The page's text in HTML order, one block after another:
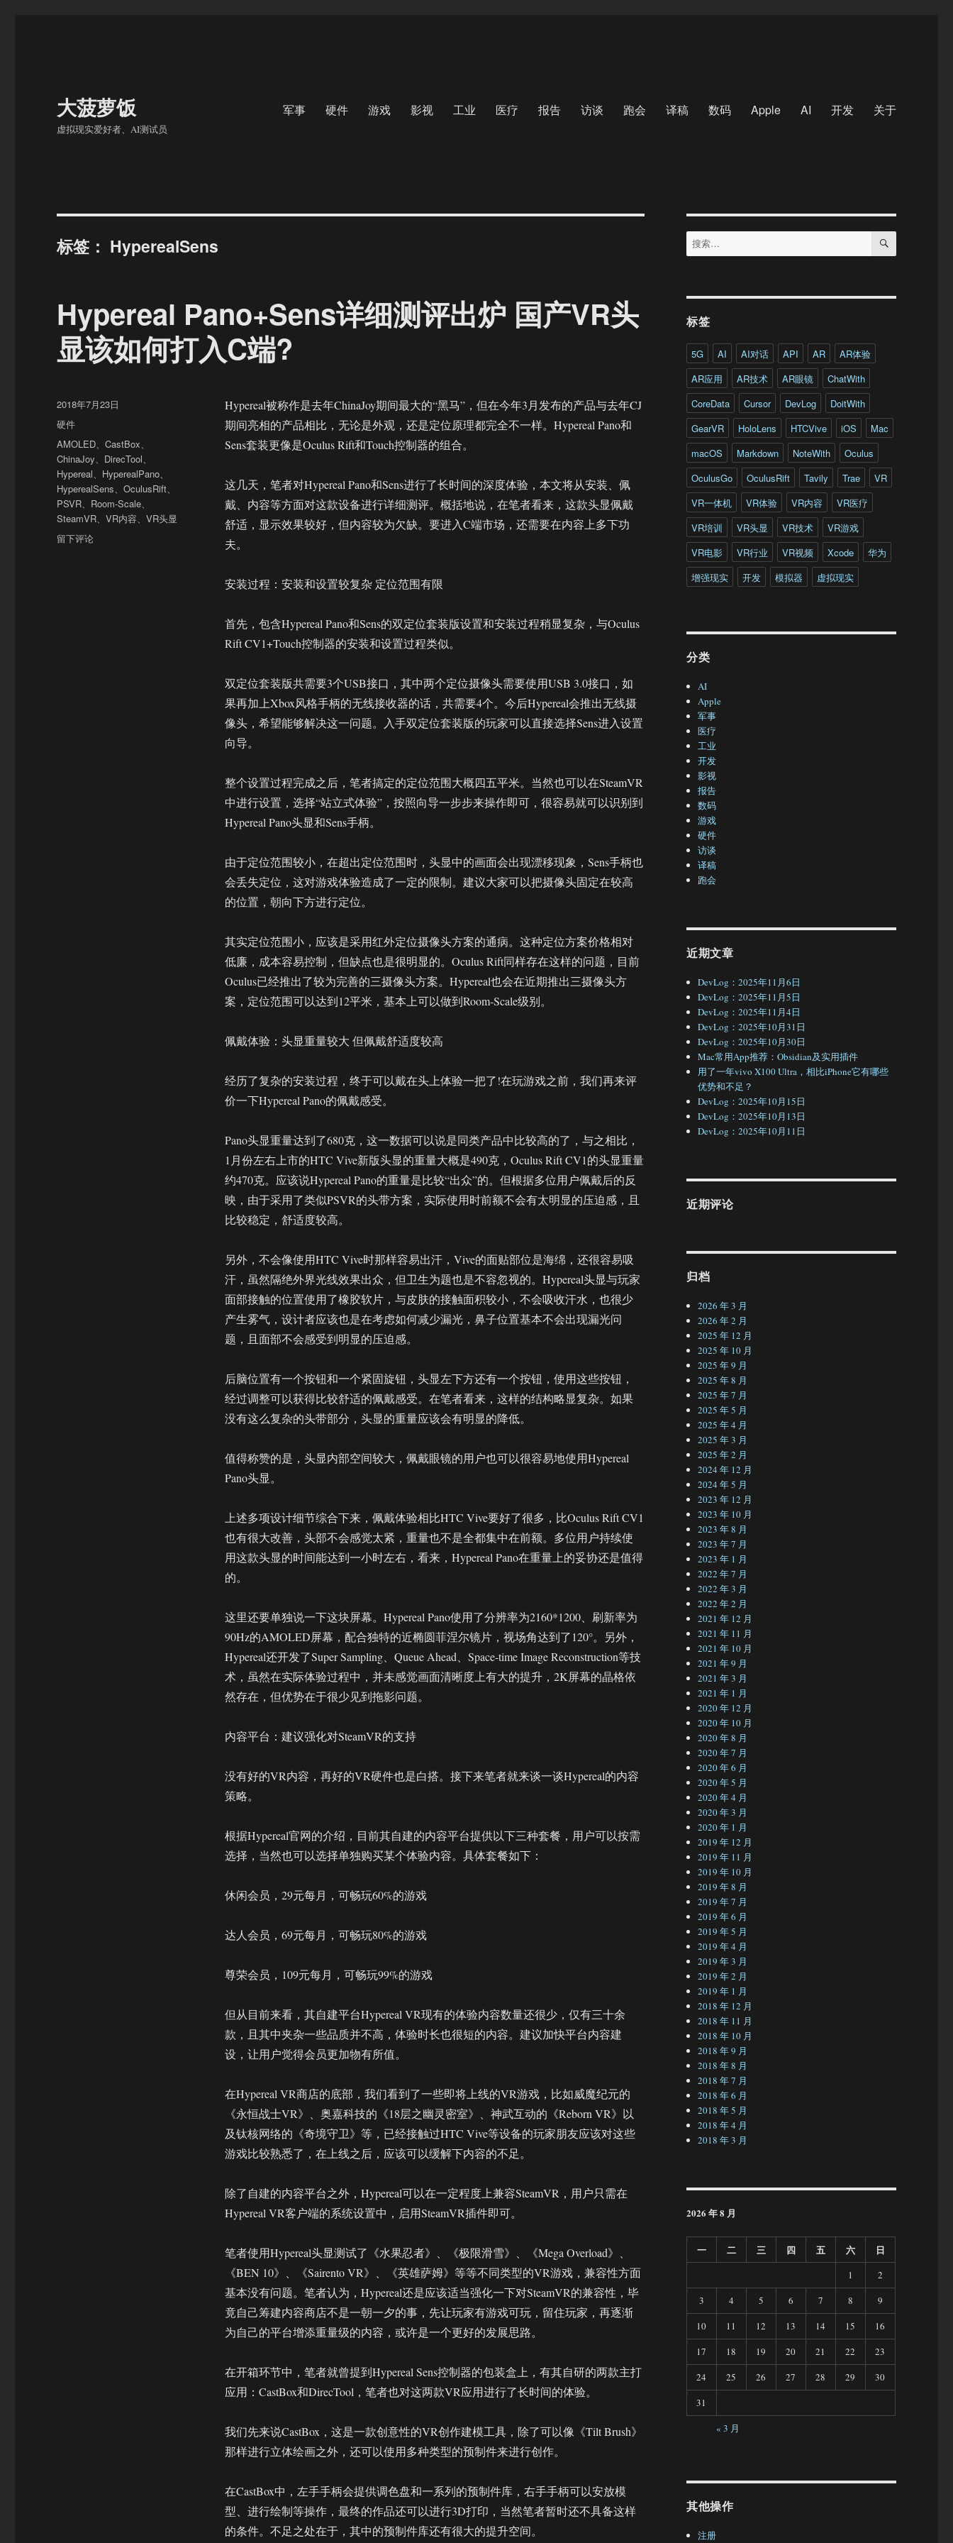
大菠萝饭
虚拟现实爱好者、AI测试员
军事 硬件 游戏 影视 工业 医疗 报告 访谈 跑会 译稿 数码 Apple AI 开发 关于
标签： HyperealSens
Hypereal Pano+Sens详细测评出炉 国产VR头
显该如何打入C端?
Hypereal被称作是去年ChinaJoy期间最大的“黑马”，但在今年3月发布的产品与去年CJ
期间亮相的产品相比，无论是外观，还是定位原理都完全不一样。Hypereal Pano和
Sens套装更像是Oculus Rift和Touch控制器的组合。
这几天，笔者对Hypereal Pano和Sens进行了长时间的深度体验，本文将从安装、佩
戴、内容等方面对这款设备进行详细测评。概括地说，在笔者看来，这款头显佩戴
舒适，显示效果较好，但内容较为欠缺。要进入C端市场，还需要在内容上多下功
夫。
安装过程：安装和设置较复杂 定位范围有限
首先，包含Hypereal Pano和Sens的双定位套装版设置和安装过程稍显复杂，与Oculus
Rift CV1+Touch控制器的安装和设置过程类似。
双定位套装版共需要3个USB接口，其中两个定位摄像头需要使用USB 3.0接口，如
果再加上Xbox风格手柄的无线接收器的话，共需要4个。今后Hypereal会推出无线摄
像头，希望能够解决这一问题。入手双定位套装版的玩家可以直接选择Sens进入设置
向导。
整个设置过程完成之后，笔者搞定的定位范围大概四五平米。当然也可以在SteamVR
中进行设置，选择“站立式体验”，按照向导一步步来操作即可，很容易就可以识别到
Hypereal Pano头显和Sens手柄。
由于定位范围较小，在超出定位范围时，头显中的画面会出现漂移现象，Sens手柄也
会丢失定位，这对游戏体验造成了一定的限制。建议大家可以把摄像头固定在较高
的位置，朝向下方进行定位。
其实定位范围小，应该是采用红外定位摄像头方案的通病。这种定位方案价格相对
低廉，成本容易控制，但缺点也是很明显的。Oculus Rift同样存在这样的问题，目前
Oculus已经推出了较为完善的三摄像头方案。Hypereal也会在近期推出三摄像头方
案，定位范围可以达到12平米，基本上可以做到Room-Scale级别。
佩戴体验：头显重量较大 但佩戴舒适度较高
经历了复杂的安装过程，终于可以戴在头上体验一把了!在玩游戏之前，我们再来评
价一下Hypereal Pano的佩戴感受。
Pano头显重量达到了680克，这一数据可以说是同类产品中比较高的了，与之相比，
1月份左右上市的HTC Vive新版头显的重量大概是490克，Oculus Rift CV1的头显重量
约470克。应该说Hypereal Pano的重量是比较“出众”的。但根据多位用户佩戴后的反
映，由于采用了类似PSVR的头带方案，实际使用时前额不会有太明显的压迫感，且
比较稳定，舒适度较高。
另外，不会像使用HTC Vive时那样容易出汗，Vive的面贴部位是海绵，还很容易吸
汗，虽然隔绝外界光线效果出众，但卫生为题也是不容忽视的。Hypereal头显与玩家
面部接触的位置使用了橡胶软片，与皮肤的接触面积较小，不会吸收汗水，也很少
产生雾气，设计者应该也是在考虑如何减少漏光，鼻子位置基本不会出现漏光问
题，且面部不会感受到明显的压迫感。
后脑位置有一个按钮和一个紧固旋钮，头显左下方还有一个按钮，使用这些按钮，
经过调整可以获得比较舒适的佩戴感受。在笔者看来，这样的结构略显复杂。如果
没有这么复杂的头带部分，头显的重量应该会有明显的降低。
值得称赞的是，头显内部空间较大，佩戴眼镜的用户也可以很容易地使用Hypereal
Pano头显。
上述多项设计细节综合下来，佩戴体验相比HTC Vive要好了很多，比Oculus Rift CV1
也有很大改善，头部不会感觉太紧，重量也不是全都集中在前额。多位用户持续使
用这款头显的时间能达到一小时左右，看来，Hypereal Pano在重量上的妥协还是值得
的。
这里还要单独说一下这块屏幕。Hypereal Pano使用了分辨率为2160*1200、刷新率为
90Hz的AMOLED屏幕，配合独特的近椭圆菲涅尔镜片，视场角达到了120°。另外，
Hypereal还开发了Super Sampling、Queue Ahead、Space-time Image Reconstruction等技
术，虽然在实际体验过程中，并未感觉画面清晰度上有大的提升，2K屏幕的晶格依
然存在，但优势在于很少见到拖影问题。
内容平台：建议强化对SteamVR的支持
没有好的VR内容，再好的VR硬件也是白搭。接下来笔者就来谈一谈Hypereal的内容
策略。
根据Hypereal官网的介绍，目前其自建的内容平台提供以下三种套餐，用户可以按需
选择，当然也可以选择单独购买某个体验内容。具体套餐如下：
休闲会员，29元每月，可畅玩60%的游戏
达人会员，69元每月，可畅玩80%的游戏
尊荣会员，109元每月，可畅玩99%的游戏
但从目前来看，其自建平台Hypereal VR现有的体验内容数量还很少，仅有三十余
款，且其中夹杂一些品质并不高，体验时长也很短的内容。建议加快平台内容建
设，让用户觉得会员更加物有所值。
在Hypereal VR商店的底部，我们看到了一些即将上线的VR游戏，比如威魔纪元的
《永恒战士VR》、奥嘉科技的《18层之幽灵密室》、神武互动的《Reborn VR》以
及钛核网络的《奇境守卫》等，已经接触过HTC Vive等设备的玩家朋友应该对这些
游戏比较熟悉了，在上线之后，应该可以缓解下内容的不足。
除了自建的内容平台之外，Hypereal可以在一定程度上兼容SteamVR，用户只需在
Hypereal VR客户端的系统设置中，启用SteamVR插件即可。
笔者使用Hypereal头显测试了《水果忍者》、《极限滑雪》、《Mega Overload》、
《BEN 10》、《Sairento VR》、《英雄萨姆》等等不同类型的VR游戏，兼容性方面
基本没有问题。笔者认为，Hypereal还是应该适当强化一下对SteamVR的兼容性，毕
竟自己筹建内容商店不是一朝一夕的事，先让玩家有游戏可玩，留住玩家，再逐渐
为自己的平台增添重量级的内容，或许是一个更好的发展思路。
在开箱环节中，笔者就曾提到Hypereal Sens控制器的包装盒上，有其自研的两款主打
应用：CastBox和DirecTool，笔者也对这两款VR应用进行了长时间的体验。
我们先来说CastBox，这是一款创意性的VR创作建模工具，除了可以像《Tilt Brush》
那样进行立体绘画之外，还可以使用多种类型的预制件来进行创作。
在CastBox中，左手手柄会提供调色盘和一系列的预制件库，右手手柄可以安放模
型、进行绘制等操作，最终的作品还可以进行3D打印，当然笔者暂时还不具备这样
的条件。不足之处在于，其中的预制件库还有很大的提升空间。
发
布
于
2018年7月23日
分
类
硬件
标
签
AMOLED、CastBox、
ChinaJoy、 DirecTool、
Hypereal、 HyperealPano、
HyperealSens、OculusRift、
PSVR、 Room-Scale、
SteamVR、VR内容、VR头显
于
留下评论
搜
索：
搜
标签
5G AI AI对话 API AR
AR体验
AR应用
AR技术 AR眼镜
ChatWith
CoreData
Cursor DevLog
DoitWith
GearVR
HoloLens HTCVive iOS
Mac
macOS
Markdown NoteWith
Oculus
OculusGo
OculusRift Tavily Trae
VR
VR一体机
VR体验 VR内容
VR医疗
VR培训
VR头显 VR技术
VR游戏
VR电影
VR行业 VR视频 Xcode
华为
增强现实
开发 模拟器 虚拟现实
分类
AI
Apple
军事
医疗
工业
开发
影视
报告
数码
游戏
硬件
访谈
译稿
跑会
近期文章
DevLog：2025年11月6日
DevLog：2025年11月5日
DevLog：2025年11月4日
DevLog：2025年10月31日
DevLog：2025年10月30日
Mac常用App推荐：Obsidian及实用插件
用了一年vivo X100 Ultra，相比iPhone它有哪些
优势和不足？
DevLog：2025年10月15日
DevLog：2025年10月13日
DevLog：2025年10月11日
近期评论
归档
2026 年 3 月
2026 年 2 月
2025 年 12 月
2025 年 10 月
2025 年 9 月
2025 年 8 月
2025 年 7 月
2025 年 5 月
2025 年 4 月
2025 年 3 月
2025 年 2 月
2024 年 12 月
2024 年 5 月
2023 年 12 月
2023 年 10 月
2023 年 8 月
2023 年 7 月
2023 年 1 月
2022 年 7 月
2022 年 3 月
2022 年 2 月
2021 年 12 月
2021 年 11 月
2021 年 10 月
2021 年 9 月
2021 年 3 月
2021 年 1 月
2020 年 12 月
2020 年 10 月
2020 年 8 月
2020 年 7 月
2020 年 6 月
2020 年 5 月
2020 年 4 月
2020 年 3 月
2020 年 1 月
2019 年 12 月
2019 年 11 月
2019 年 10 月
2019 年 8 月
2019 年 7 月
2019 年 6 月
2019 年 5 月
2019 年 4 月
2019 年 3 月
2019 年 2 月
2019 年 1 月
2018 年 12 月
2018 年 11 月
2018 年 10 月
2018 年 9 月
2018 年 8 月
2018 年 7 月
2018 年 6 月
2018 年 5 月
2018 年 4 月
2018 年 3 月
2026 年 8 月
一 二 三 四 五 六 日
1
2
3
4 5 6 7 8
9
10
11 12 13 14 15
16
17
18 19 20 21 22
23
24
25 26 27 28 29
30
31
« 3 月
其他操作
注册